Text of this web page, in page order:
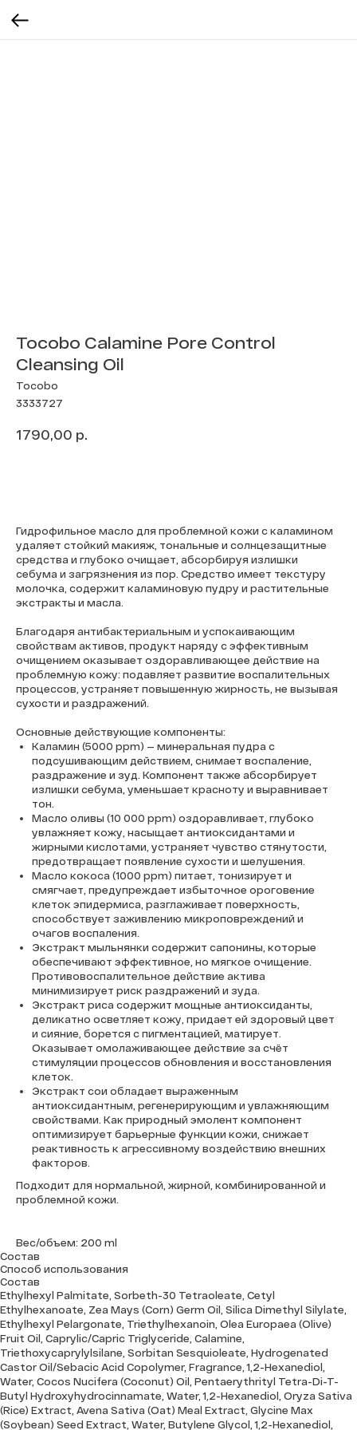
Tocobo Calamine Pore Control
Cleansing Oil
Tocobo
3333727
1790,00 р.
Гидрофильное масло для проблемной кожи с каламином
удаляет стойкий макияж, тональные и солнцезащитные
средства и глубоко очищает, абсорбируя излишки
себума и загрязнения из пор. Средство имеет текстуру
молочка, содержит каламиновую пудру и растительные
экстракты и масла.
Благодаря антибактериальным и успокаивающим
свойствам активов, продукт наряду с эффективным
очищением оказывает оздоравливающее действие на
проблемную кожу: подавляет развитие воспалительных
процессов, устраняет повышенную жирность, не вызывая
сухости и раздражений.
Основные действующие компоненты:
Каламин (5000 ppm) — минеральная пудра с
подсушивающим действием, снимает воспаление,
раздражение и зуд. Компонент также абсорбирует
излишки себума, уменьшает красноту и выравнивает
тон.
Масло оливы (10 000 ppm) оздоравливает, глубоко
увлажняет кожу, насыщает антиоксидантами и
жирными кислотами, устраняет чувство стянутости,
предотвращает появление сухости и шелушения.
Масло кокоса (1000 ppm) питает, тонизирует и
смягчает, предупреждает избыточное ороговение
клеток эпидермиса, разглаживает поверхность,
способствует заживлению микроповреждений и
очагов воспаления.
Экстракт мыльнянки содержит сапонины, которые
обеспечивают эффективное, но мягкое очищение.
Противовоспалительное действие актива
минимизирует риск раздражений и зуда.
Экстракт риса содержит мощные антиоксиданты,
деликатно осветляет кожу, придает ей здоровый цвет
и сияние, борется с пигментацией, матирует.
Оказывает омолаживающее действие за счёт
стимуляции процессов обновления и восстановления
клеток.
Экстракт сои обладает выраженным
антиоксидантным, регенерирующим и увлажняющим
свойствами. Как природный эмолент компонент
оптимизирует барьерные функции кожи, снижает
реактивность к агрессивному воздействию внешних
факторов.
Подходит для нормальной, жирной, комбинированной и
проблемной кожи.
Вес/объем: 200 ml
Состав
Способ использования
Состав
Ethylhexyl Palmitate, Sorbeth-30 Tetraoleate, Cetyl
Ethylhexanoate, Zea Mays (Corn) Germ Oil, Silica Dimethyl Silylate,
Ethylhexyl Pelargonate, Triethylhexanoin, Olea Europaea (Olive)
Fruit Oil, Caprylic/Capric Triglyceride, Calamine,
Triethoxycaprylylsilane, Sorbitan Sesquioleate, Hydrogenated
Castor Oil/Sebacic Acid Copolymer, Fragrance, 1,2-Hexanediol,
Water, Cocos Nucifera (Coconut) Oil, Pentaerythrityl Tetra-Di-T-
Butyl Hydroxyhydrocinnamate, Water, 1,2-Hexanediol, Oryza Sativa
(Rice) Extract, Avena Sativa (Oat) Meal Extract, Glycine Max
(Soybean) Seed Extract, Water, Butylene Glycol, 1,2-Hexanediol,